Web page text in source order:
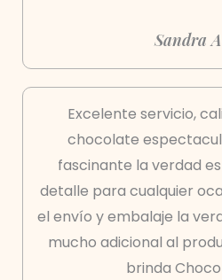
Sandra
Excelente servicio,
chocolate
fascinante la verdad
detalle para cualquier
el envío y embalaje la
mucho adicional al
brinda